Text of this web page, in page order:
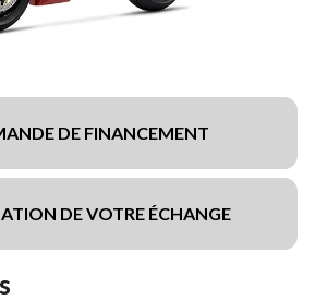
DE FINANCEMENT
DE VOTRE ÉCHANGE